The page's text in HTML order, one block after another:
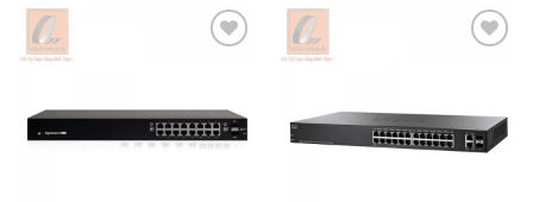
wishlist
wishlist